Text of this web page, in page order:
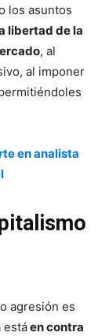
los asuntos
libertad de la
, al
al imponer
en analista
agresión es
estáen contra